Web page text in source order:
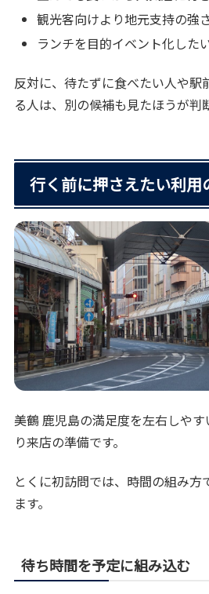
観光客向けより地元支持の強
ランチを目的イベント化した
反対に、待たずに食べたい人や駅
る人は、別の候補も見たほうが判
行く前に押さえたい利用
美鶴 鹿児島の満足度を左右しや
り来店の準備です。
とくに初訪問では、時間の組み方
ます。
待ち時間を予定に組み込む